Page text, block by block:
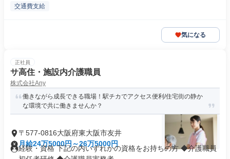
交通費支給
気になる
正社員
サ高住・施設内介護職員
株式会社Any
働きながら成長できる職場！駅チカでアクセス便利/住宅街の静か
な環境で共に働きませんか？
〒577-0816大阪府東大阪市友井
月給24万5000円～26万5000円
経験・資格 下記の内いずれかの資格をお持ちの方 ◆介護職員